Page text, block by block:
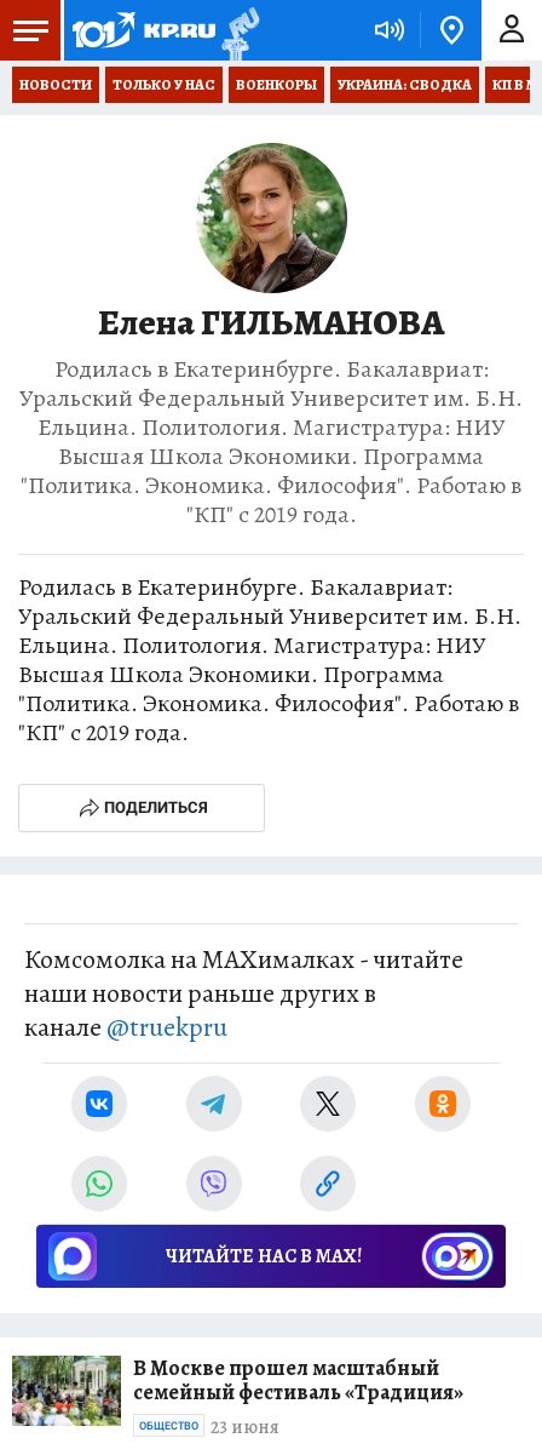
НОВОСТИ ТОЛЬКО У НАС ВОЕНКОРЫ УКРАИНА: СВОДКА КП В
Елена ГИЛЬМАНОВА
Родилась в Екатеринбурге. Бакалавриат:
Уральский Федеральный Университет им. Б.Н.
Ельцина. Политология. Магистратура: НИУ
Высшая Школа Экономики. Программа
"Политика. Экономика. Философия". Работаю в
"КП" с 2019 года.
Родилась в Екатеринбурге. Бакалавриат:
Уральский Федеральный Университет им. Б.Н.
Ельцина. Политология. Магистратура: НИУ
Высшая Школа Экономики. Программа
"Политика. Экономика. Философия". Работаю в
"КП" с 2019 года.
ПОДЕЛИТЬСЯ
Комсомолка на MAXималках - читайте
наши новости раньше других в
канале @truekpru
ЧИТАЙТЕ НАС В МАХ!
В Москве прошел масштабный
семейный фестиваль «Традиция»
23 июня
ОБЩЕСТВО